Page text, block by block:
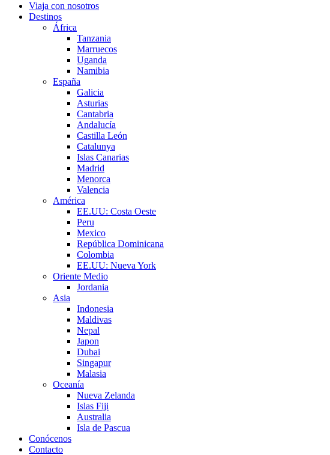
Viaja con nosotros
Destinos
África
Tanzania
Marruecos
Uganda
Namibia
España
Galicia
Asturias
Cantabria
Andalucía
Castilla León
Catalunya
Islas Canarias
Madrid
Menorca
Valencia
América
EE.UU: Costa Oeste
Peru
Mexico
República Dominicana
Colombia
EE.UU: Nueva York
Oriente Medio
Jordania
Asia
Indonesia
Maldivas
Nepal
Japon
Dubai
Singapur
Malasia
Oceanía
Nueva Zelanda
Islas Fiji
Australia
Isla de Pascua
Conócenos
Contacto